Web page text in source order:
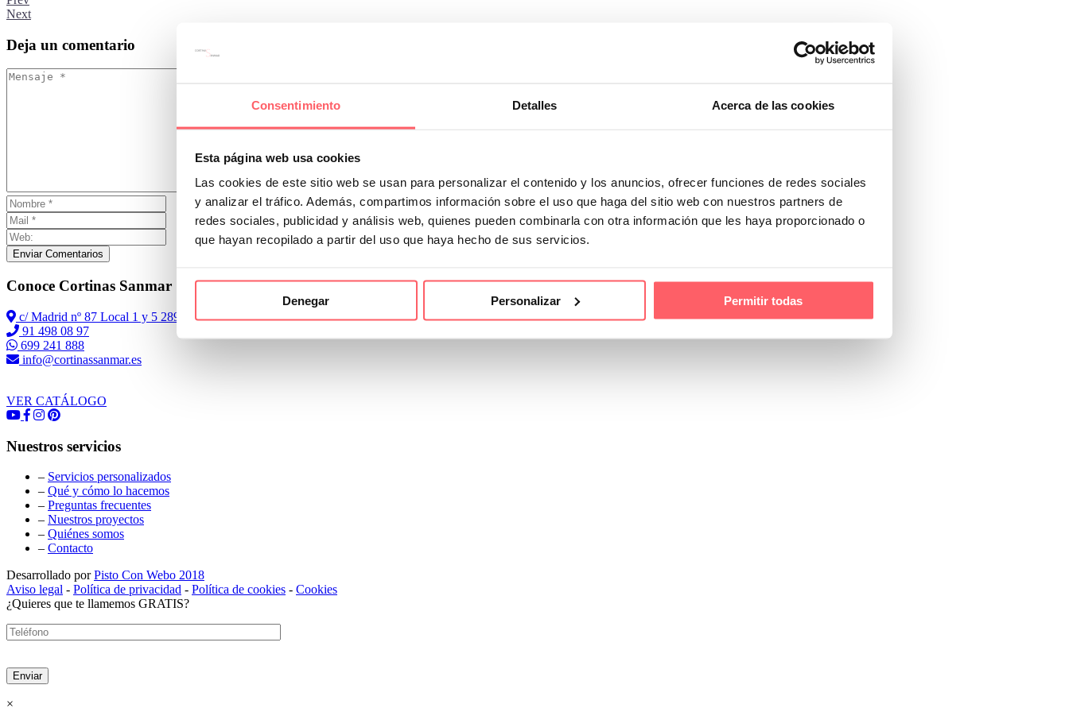
Consentimiento Detalles Acerca de las cookies
Esta página web usa cookies
Las cookies de este sitio web se usan para personalizar el contenido y los anuncios, ofrecer funciones de redes sociales
y analizar el tráfico. Además, compartimos información sobre el uso que haga del sitio web con nuestros partners de
redes sociales, publicidad y análisis web, quienes pueden combinarla con otra información que les haya proporcionado o
que hayan recopilado a partir del uso que haya hecho de sus servicios.
Denegar Personalizar Permitir todas
Next
Deja un comentario
Enviar Comentarios
Conoce Cortinas Sanmar
c/ Madrid nº 87 Local 1 y 5 28970 Madrid
91 498 08 97
699 241 888
info@cortinassanmar.es
VER CATÁLOGO
Nuestros servicios
– Servicios personalizados
– Qué y cómo lo hacemos
– Preguntas frecuentes
– Nuestros proyectos
– Quiénes somos
– Contacto
Desarrollado porPisto Con Webo 2018
Aviso legal - Política de privacidad - Política de cookies - Cookies
¿Quieres que te llamemos GRATIS?
×